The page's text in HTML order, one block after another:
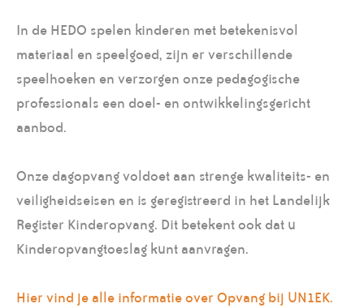
In de HEDO spelen kinderen met betekenisvol
materiaal en speelgoed, zijn er verschillende
speelhoeken en verzorgen onze pedagogische
professionals een doel- en ontwikkelingsgericht
aanbod.
Onze dagopvang voldoet aan strenge kwaliteits- en
veiligheidseisen en is geregistreerd in het Landelijk
Register Kinderopvang. Dit betekent ook dat u
Kinderopvangtoeslag kunt aanvragen.
Hier vind je alle informatie over Opvang bij UN1EK.